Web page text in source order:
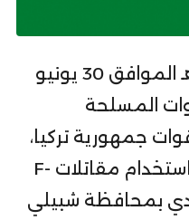
مقديشو 15 محرم 1448 هـ الموافق 30 يونيو
المسلحة
جمهورية تركيا،
صباح اليوم، غارات جوية باستخدام مقاتلات F-
بمحافظة شبيلي